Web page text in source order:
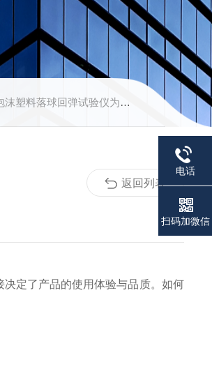
球回弹试验仪为高回弹材料把关
定了产品的使用体验与品质。如何
返回列表
电话
扫码加微信